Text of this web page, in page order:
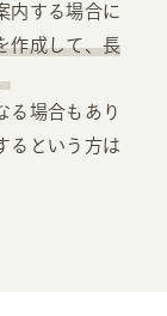
内する場合に
作成して、長
る場合もあり
るという方は